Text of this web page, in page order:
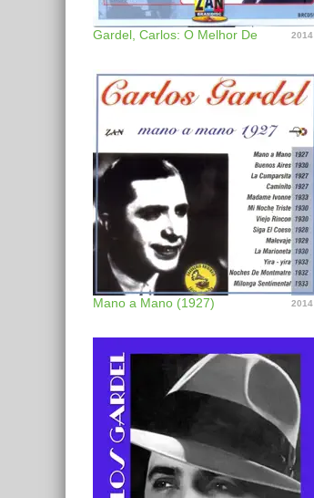
Gardel, Carlos: O Melhor De 2014
Mano a Mano (1927) 2014